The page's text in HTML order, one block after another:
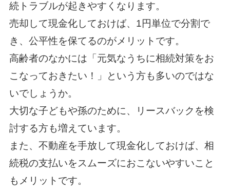
続トラブルが起きやすくなります。
売却して現金化しておけば、1円単位で分割で
き、公平性を保てるのがメリットです。
高齢者のなかには「元気なうちに相続対策をお
こなっておきたい！」という方も多いのではな
いでしょうか。
大切な子どもや孫のために、リースバックを検
討する方も増えています。
また、不動産を手放して現金化しておけば、相
続税の支払いをスムーズにおこないやすいこと
もメリットです。